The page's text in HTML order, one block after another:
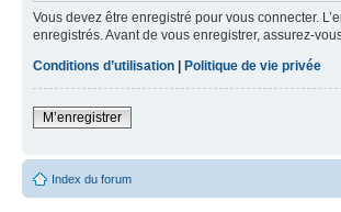
Vous devez être enregistré pour vous connecter.
enregistrés. Avant de vous enregistrer, assurez-
Conditions d’utilisation | Politique de vie privée
M’enregistrer
Index du forum